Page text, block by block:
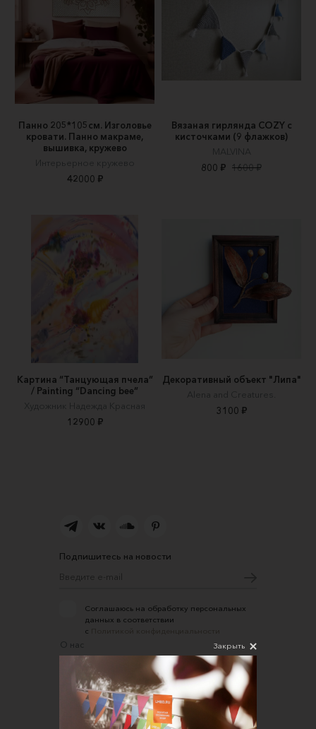
Панно 205*105см. Изголовье
кровати. Панно макраме,
вышивка, кружево
Интерьерное кружево
42000 ₽
Вязаная гирлянда COZY с
кисточками (9 флажков)
MALVINA
800 ₽ 1600 ₽
Картина “Танцующая пчела”
/ Painting “Dancing bee”
Художник Надежда Красная
12900 ₽
Декоративный объект "Липа"
Alena and Creatures.
3100 ₽
Подпишитесь на новости
Соглашаюсь на обработку персональных
данных в соответствии
с
О нас
Участие в офлайн-маркете
Закрыть